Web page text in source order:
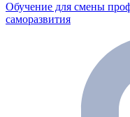
Обучение для смены
саморазвития